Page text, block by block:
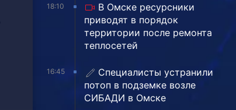
18:10
В Омске ресурсники
приводят в порядок
территории после ремонта
теплосетей
16:45
Специалисты устранили
потоп в подземке возле
СИБАДИ в Омске